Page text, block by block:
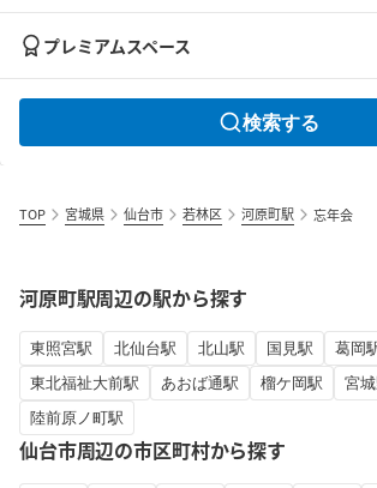
プレミアムスペース
検索する
TOP 宮城県 仙台市 若林区 河原町駅 忘年会
河原町駅周辺の駅から探す
東照宮駅 北仙台駅 北山駅 国見駅
葛岡
東北福祉大前駅
あおば通駅 榴ケ岡駅
宮
陸前原ノ町駅
仙台市周辺の市区町村から探す